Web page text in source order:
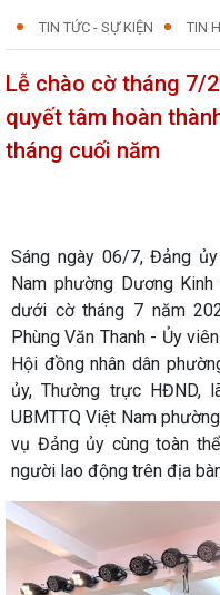
TIN TỨC - SỰ KIỆN TIN
Lễ chào cờ tháng 7/
quyết tâm hoàn
tháng cuối năm
Sáng ngày 06/7, Đảng
Nam phường Dương
dưới cờ tháng 7 năm
Phùng Văn Thanh - Ủy
Hội đồng nhân dân
ủy, Thường trực HĐND,
UBMTTQ Việt Nam
vụ Đảng ủy cùng toàn
người lao động trên địa